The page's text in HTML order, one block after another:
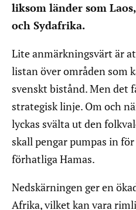
liksom länder som
och Sydafrika.
Lite anmärkningsvärt är
listan över områden som
svenskt bistånd. Men det
strategisk linje. Om och
lyckas svälta ut den
skall pengar pumpas in
förhatliga Hamas.
Nedskärningen ger en
Afrika, vilket kan vara